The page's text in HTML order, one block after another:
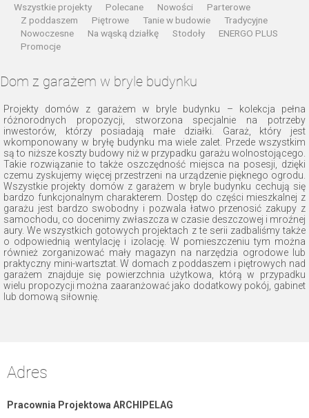
Wszystkie projekty Polecane Nowości
Parterowe
Z poddaszem
Piętrowe Tanie w budowie
Tradycyjne
Nowoczesne
Na wąską działkę Stodoły
ENERGO PLUS
Promocje
Dom z garażem w bryle budynku
Projekty domów z garażem w bryle budynku – kolekcja pełna
różnorodnych propozycji, stworzona specjalnie na potrzeby
inwestorów, którzy posiadają małe działki. Garaż, który jest
wkomponowany w bryłę budynku ma wiele zalet. Przede wszystkim
są to niższe koszty budowy niż w przypadku garażu wolnostojącego.
Takie rozwiązanie to także oszczędność miejsca na posesji, dzięki
czemu zyskujemy więcej przestrzeni na urządzenie pięknego ogrodu.
Wszystkie projekty domów z garażem w bryle budynku cechują się
bardzo funkcjonalnym charakterem. Dostęp do części mieszkalnej z
garażu jest bardzo swobodny i pozwala łatwo przenosić zakupy z
samochodu, co docenimy zwłaszcza w czasie deszczowej i mroźnej
aury. We wszystkich gotowych projektach z te serii zadbaliśmy także
o odpowiednią wentylację i izolację. W pomieszczeniu tym można
również zorganizować mały magazyn na narzędzia ogrodowe lub
praktyczny mini-wartsztat. W domach z poddaszem i piętrowych nad
garażem znajduje się powierzchnia użytkowa, którą w przypadku
wielu propozycji można zaaranżować jako dodatkowy pokój, gabinet
lub domową siłownię.
Adres
Pracownia Projektowa ARCHIPELAG